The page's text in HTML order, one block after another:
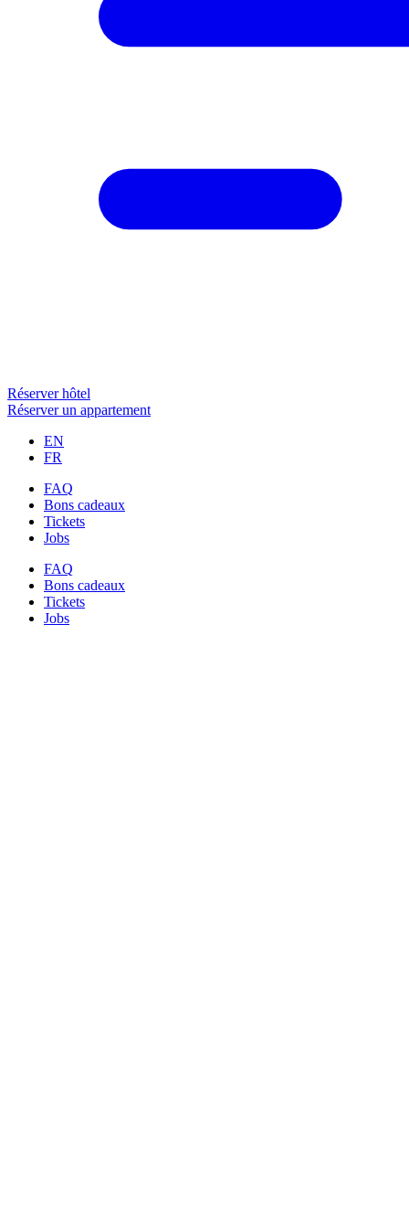
Réserver hôtel
Réserver un appartement
EN
FR
FAQ
Bons cadeaux
Tickets
Jobs
FAQ
Bons cadeaux
Tickets
Jobs